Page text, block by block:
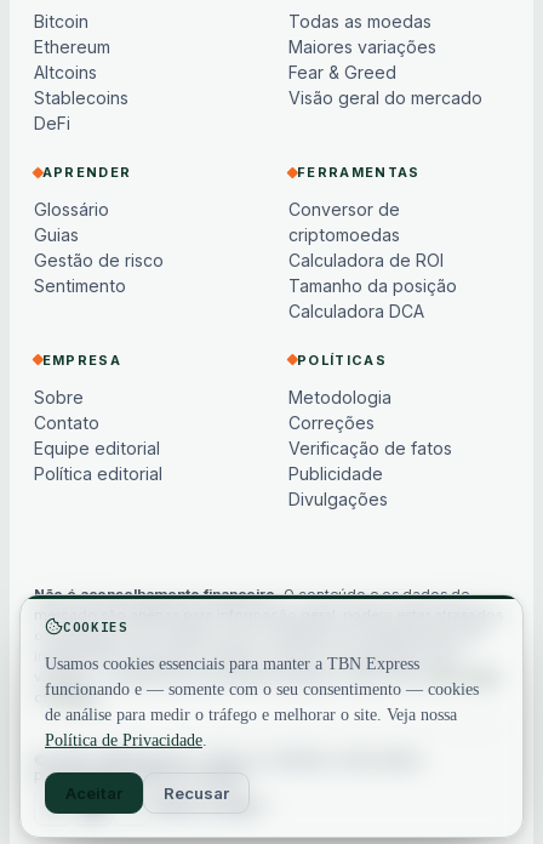
Bitcoin
Ethereum
Altcoins
Stablecoins
DeFi
Todas as moedas
Maiores variações
Fear & Greed
Visão geral do mercado
APRENDER
Glossário
Guias
Gestão de risco
Sentimento
FERRAMENTAS
Conversor de
criptomoedas
Calculadora de ROI
Tamanho da posição
Calculadora DCA
EMPRESA
Sobre
Contato
Equipe editorial
Política editorial
POLÍTICAS
Metodologia
Correções
Verificação de fatos
Publicidade
Divulgações
Não é aconselhamento financeiro.O conteúdo e os dados de
mercado são apenas para informação geral, podem estar atrasados
ou baseados em modelos e não constituem aconselhamento de
investimento, financeiro, jurídico ou fiscal. Os criptoativos são
voláteis — sempre faça sua própria pesquisa. Veja nosso
completo.
Privacidade·Termos
Contato
COOKIES
Usamos cookies essenciais para manter a TBN Express
funcionando e — somente com o seu consentimento — cookies
de análise para medir o tráfego e melhorar o site. Veja nossa
Política de Privacidade.
Aceitar Recusar